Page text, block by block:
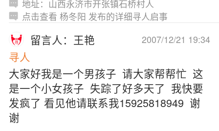
地址：山西永济市开张镇石桥村人
点击查看 杨冬阳 发布的详细寻人启事
2007/12/21 19:34
留言人：王艳
寻人
大家好我是一个男孩子 请大家帮帮忙 这
是一个小女孩子 失踪了好多天了 我快要
发疯了 看见他请联系我15925818949 谢
谢